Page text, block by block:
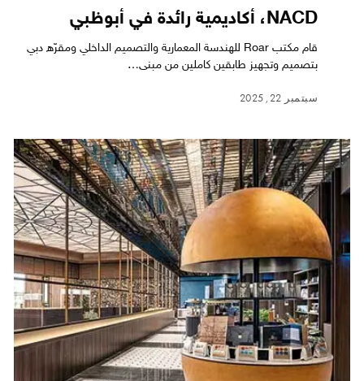
NACD، أكاديمية رائدة في أبوظبي
قام مكتب Roar للهندسة المعمارية والتصميم الداخلي ومقرّه دبي
بتصميم وتجهيز طابقين كاملين من مبنى…
سبتمبر 22, 2025